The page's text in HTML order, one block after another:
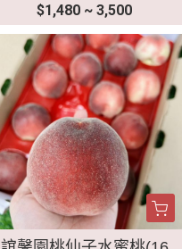
$1,480 ~ 3,500